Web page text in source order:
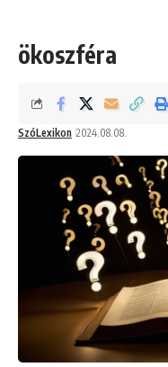
ökoszféra
SzóLexikon 2024.08.08.